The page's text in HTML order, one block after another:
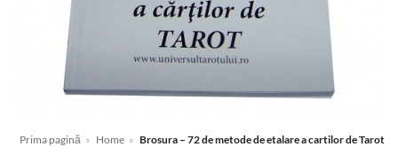
Prima pagină » Home » Brosura – 72 de metode de etalare a cartilor de Tarot